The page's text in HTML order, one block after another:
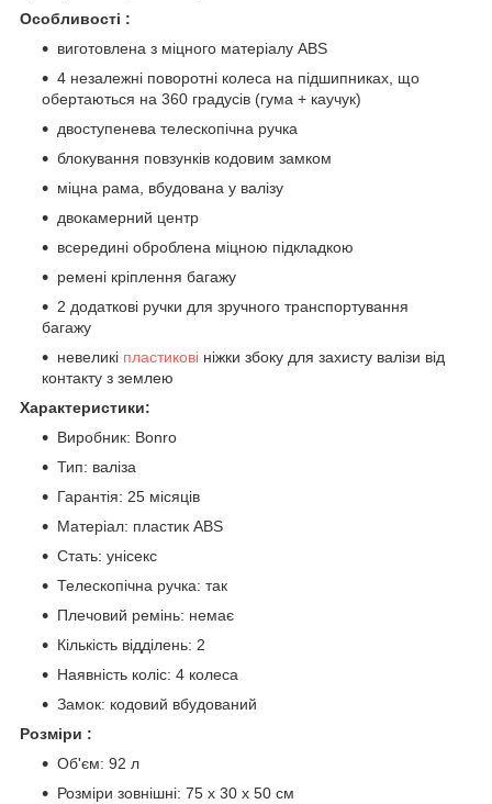
Особливості :
виготовлена з міцного матеріалу ABS
4 незалежні поворотні колеса на підшипниках, що
обертаються на 360 градусів (гума + каучук)
двоступенева телескопічна ручка
блокування повзунків кодовим замком
міцна рама, вбудована у валізу
двокамерний центр
всередині оброблена міцною підкладкою
ремені кріплення багажу
2 додаткові ручки для зручного транспортування
багажу
невеликі пластикові ніжки збоку для захисту валізи від
контакту з землею
Характеристики:
Виробник: Bonro
Тип: валіза
Гарантія: 25 місяців
Матеріал: пластик ABS
Стать: унісекс
Телескопічна ручка: так
Плечовий ремінь: немає
Кількість відділень: 2
Наявність коліс: 4 колеса
Замок: кодовий вбудований
Розміри :
Об'єм: 92 л
Розміри зовнішні: 75 х 30 х 50 см